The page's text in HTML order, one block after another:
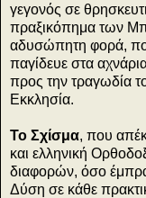
γεγονός σε
πραξικόπημα των
αδυσώπητη φορά,
παγίδευε στα
προς την τραγωδία
Εκκλησία.
Το Σχίσμα, που
και ελληνική
διαφορών, όσο
Δύση σε κάθε